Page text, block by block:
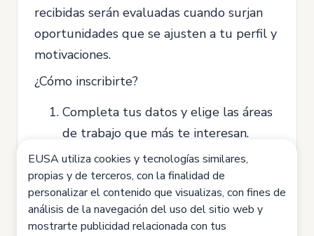
recibidas serán evaluadas cuando surjan
oportunidades que se ajusten a tu perfil y
motivaciones.
¿Cómo inscribirte?
Completa tus datos y elige las áreas
de trabajo que más te interesan.
Sube tu currículum para aumentar
tus oportunidades.
EUSA utiliza cookies y tecnologías similares,
propias y de terceros, con la finalidad de
personalizar el contenido que visualizas, con fines de
análisis de la navegación del uso del sitio web y
mostrarte publicidad relacionada con tus